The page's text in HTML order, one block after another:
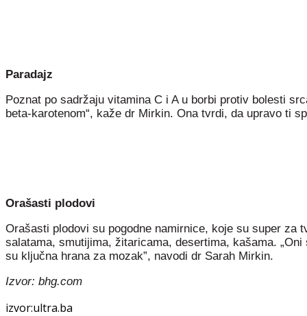
Paradajz
Poznat po sadržaju vitamina C i A u borbi protiv bolesti
beta-karotenom“, kaže dr Mirkin. Ona tvrdi, da upravo ti
Orašasti plodovi
Orašasti plodovi su pogodne namirnice, koje su super
salatama, smutijima, žitaricama, desertima, kašama.
su ključna hrana za mozak”, navodi dr Sarah Mirkin.
Izvor: bhg.com
izvor:ultra.ba